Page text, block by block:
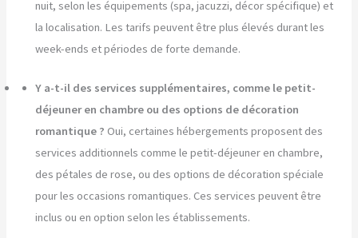
nuit, selon les équipements (spa, jacuzzi, décor spécifique) et
la localisation. Les tarifs peuvent être plus élevés durant les
week-ends et périodes de forte demande.
Y a-t-il des services supplémentaires, comme le petit-
déjeuner en chambre ou des options de décoration
romantique ? Oui, certaines hébergements proposent des
services additionnels comme le petit-déjeuner en chambre,
des pétales de rose, ou des options de décoration spéciale
pour les occasions romantiques. Ces services peuvent être
inclus ou en option selon les établissements.